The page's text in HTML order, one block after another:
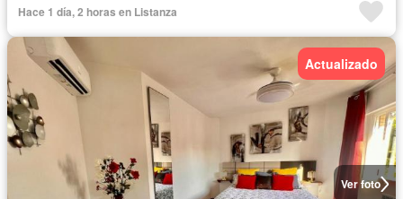
Hace 1 día, 2 horas en Listanza
Ver foto
Actualizado